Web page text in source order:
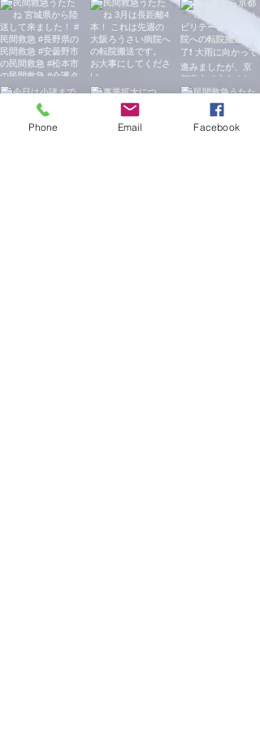
Phone Email Facebook